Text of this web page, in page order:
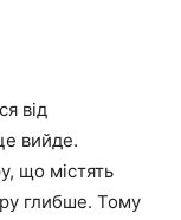
від
вийде.
що містять
глибше. Тому